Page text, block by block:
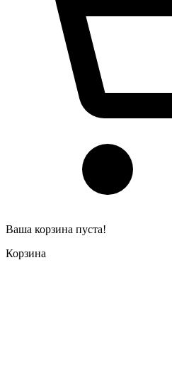
Ваша корзина пуста!
Корзина